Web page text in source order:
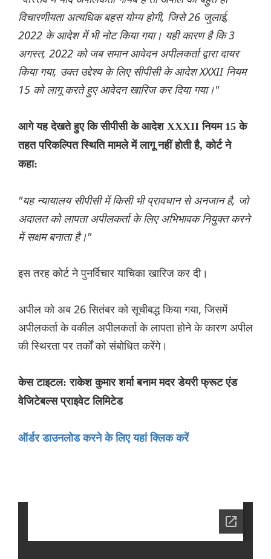
विचारणीयता अत्यधिक बहस योग्य होगी, जिसे 26 जुलाई,
2022 के आदेश में भी नोट किया गया। यही कारण है कि 3
अगस्त, 2022 को जब समान आवेदन अपीलकर्ता द्वारा दायर
किया गया, उक्त उद्देश्य के लिए सीपीसी के आदेश XXXII नियम
15 को लागू करते हुए आवेदन खारिज कर दिया गया।"
आगे यह देखते हुए कि सीपीसी के आदेश XXXII नियम 15 के
तहत परिकल्पित स्थिति मामले में लागू नहीं होती है, कोर्ट ने
कहा:
"यह न्यायालय सीपीसी में किसी भी प्रावधान से अनजान है, जो
अदालत को लापता अपीलकर्ता के लिए अभिभावक नियुक्त करने
में सक्षम बनाता है।"
इस तरह कोर्ट ने पुनर्विचार याचिका खारिज कर दी।
अपील को अब 26 सितंबर को सूचीबद्ध किया गया, जिसमें
अपीलकर्ता के वकील अपीलकर्ता के लापता होने के कारण अपील
की स्थिरता पर तर्कों को संबोधित करेंगे।
केस टाइटल: राकेश कुमार शर्मा बनाम मदर डेयरी फ्रूट एंड
वेजिटेबल्स प्राइवेट लिमिटेड
ऑर्डर डाउनलोड करने के लिए यहां क्लिक करें